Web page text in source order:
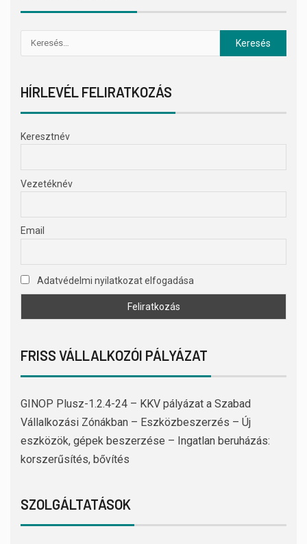
HÍRLEVÉL FELIRATKOZÁS
Keresztnév
Vezetéknév
Email
Adatvédelmi nyilatkozat elfogadása
FRISS VÁLLALKOZÓI PÁLYÁZAT
GINOP Plusz-1.2.4-24 – KKV pályázat a Szabad
Vállalkozási Zónákban – Eszközbeszerzés – Új
eszközök, gépek beszerzése – Ingatlan beruházás:
korszerűsítés, bővítés
SZOLGÁLTATÁSOK